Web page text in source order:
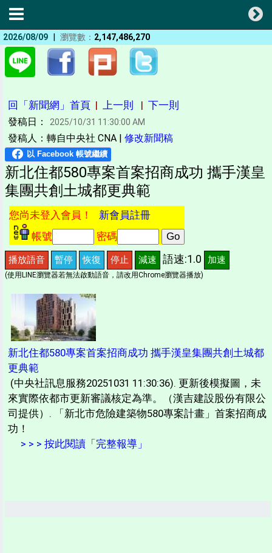
2026/08/09 | 瀏覽數： 2,147,486,270
回「新聞網」首頁 | 上一則 | 下一則
發稿日： 2025/10/31 11:30:00 AM
發稿人：轉自中央社 CNA | 修改新聞稿
新北住都580專案首案招商成功 攜手漢皇
集團共創土城都更典範
您尚未登入會員！ 新會員註冊
帳號
密碼
播放語音 暫停 恢復 停止 減速 語速:1.0 加速
(使用LINE瀏覽器若無法啟動語音，請改用Chrome瀏覽器播放)
新北住都580專案首案招商成功 攜手漢皇集團共創土城都
更典範
(中央社訊息服務20251031 11:30:36). 更新後模擬圖，未
來實際依都市更新審議核定為準。（漢吉建設股份有限公
司提供）. 「新北市危險建築物580專案計畫」首案招商成
功！
> > > 按此閱讀「完整報導」